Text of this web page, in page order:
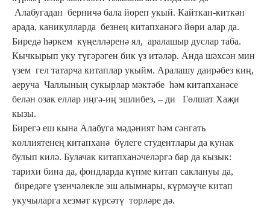
Алабугадан берничә бала йөреп укый. Кайткан-киткән
арада, каникулларда безнең китапханәгә йөри алар да.
Биредә һәркем күңелләренә ял, аралашыр дуслар таба.
Кычкырып уку түгәрәген бик үз итәләр. Анда шәхсән мин
үзем гел татарча китаплар укыйм. Аралашу даирәбез киң,
аеруча Чаллының сукырлар мәктәбе һәм китапханәсе
белән озак еллар иңгә-иң эшлибез, – ди Гөлшат Хаҗи
кызы.
Бирегә еш кына Алабуга мәдәният һәм сәнгать
көллиятенең китапханә бүлеге студентлары да кунак
булып килә. Булачак китапханәчеләргә бар да кызык:
тарихи бина да, фондларда күпме китап саклануы да,
биредәге үзенчәлекле эш алымнары, күрмәүче китап
укучыларга хезмәт күрсәтү төрләре дә.